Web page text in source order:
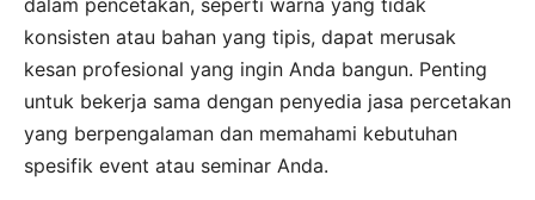
konsisten atau bahan yang tipis, dapat merusak
kesan profesional yang ingin Anda bangun. Penting
untuk bekerja sama dengan penyedia jasa percetakan
yang berpengalaman dan memahami kebutuhan
spesifik event atau seminar Anda.